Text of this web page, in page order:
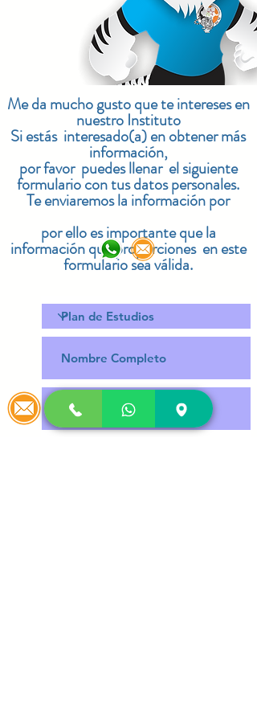
Me da mucho gusto que te intereses en
nuestro Instituto
Si estás interesado(a) en obtener más
información,
por favor puedes llenar el siguiente
formulario con tus datos personales.
Te enviaremos la información por
por ello es importante que la
información que proporciones en este
formulario sea válida.